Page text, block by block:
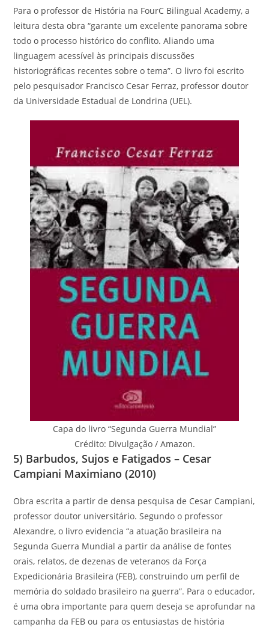
Para o professor de História na FourC Bilingual Academy, a
leitura desta obra “garante um excelente panorama sobre
todo o processo histórico do conflito. Aliando uma
linguagem acessível às principais discussões
historiográficas recentes sobre o tema”. O livro foi escrito
pelo pesquisador Francisco Cesar Ferraz, professor doutor
da Universidade Estadual de Londrina (UEL).
Capa do livro “Segunda Guerra Mundial”
Crédito: Divulgação / Amazon.
5) Barbudos, Sujos e Fatigados – Cesar
Campiani Maximiano (2010)
Obra escrita a partir de densa pesquisa de Cesar Campiani,
professor doutor universitário. Segundo o professor
Alexandre, o livro evidencia “a atuação brasileira na
Segunda Guerra Mundial a partir da análise de fontes
orais, relatos, de dezenas de veteranos da Força
Expedicionária Brasileira (FEB), construindo um perfil de
memória do soldado brasileiro na guerra”. Para o educador,
é uma obra importante para quem deseja se aprofundar na
campanha da FEB ou para os entusiastas de história